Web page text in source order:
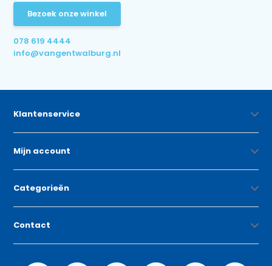
Bezoek onze winkel
078 619 4444
info@vangentwalburg.nl
Klantenservice
Mijn account
Categorieën
Contact